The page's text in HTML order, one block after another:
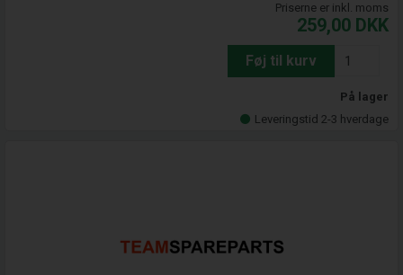
Priserne er inkl. moms
259,00 DKK
Føj til kurv
På lager
Leveringstid 2-3 hverdage